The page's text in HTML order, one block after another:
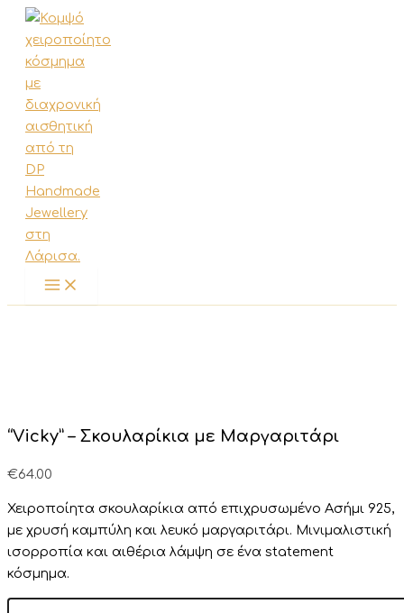
Μετάβαση
στο
περιεχόμενο
“Vicky” – Σκουλαρίκια με Μαργαριτάρι
€64.00
Χειροποίητα σκουλαρίκια από επιχρυσωμένο Ασήμι 925,
με χρυσή καμπύλη και λευκό μαργαριτάρι. Μινιμαλιστική
ισορροπία και αιθέρια λάμψη σε ένα statement
κόσμημα.
"Vicky"